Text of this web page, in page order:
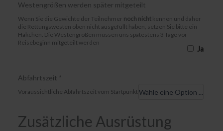
Westengrößen werden später mitgeteilt
Wenn Sie die Gewichte der Teilnehmer noch nicht kennen und daher
die Rettungswesten oben nicht ausgefüllt haben, setzen Sie bitte ein
Häkchen. Die Westengrößen müssen uns spätestens 3 Tage vor
Reisebeginn mitgeteilt werden
Ja
Abfahrtszeit *
Voraussichtliche Abfahrtszeit vom Startpunkt
Zusätzliche Ausrüstung